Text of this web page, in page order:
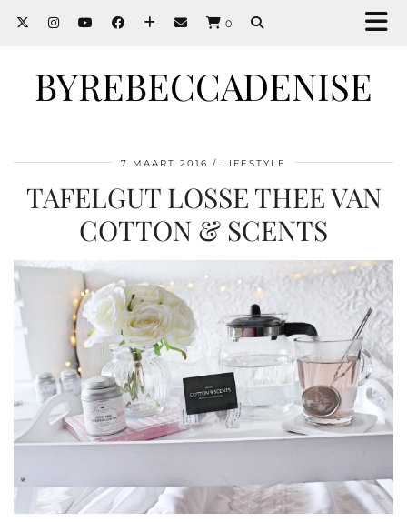
0
BYREBECCADENISE
7 MAART 2016 LIFESTYLE
TAFELGUT LOSSE THEE VAN
COTTON & SCENTS